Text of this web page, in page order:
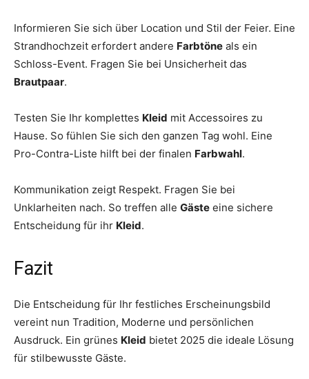
Informieren Sie sich über Location und Stil der Feier. Eine
Strandhochzeit erfordert andere Farbtöne als ein
Schloss-Event. Fragen Sie bei Unsicherheit das
Brautpaar.
Testen Sie Ihr komplettes Kleid mit Accessoires zu
Hause. So fühlen Sie sich den ganzen Tag wohl. Eine
Pro-Contra-Liste hilft bei der finalen Farbwahl.
Kommunikation zeigt Respekt. Fragen Sie bei
Unklarheiten nach. So treffen alle Gäste eine sichere
Entscheidung für ihr Kleid.
Fazit
Die Entscheidung für Ihr festliches Erscheinungsbild
vereint nun Tradition, Moderne und persönlichen
Ausdruck. Ein grünes Kleid bietet 2025 die ideale Lösung
für stilbewusste Gäste.